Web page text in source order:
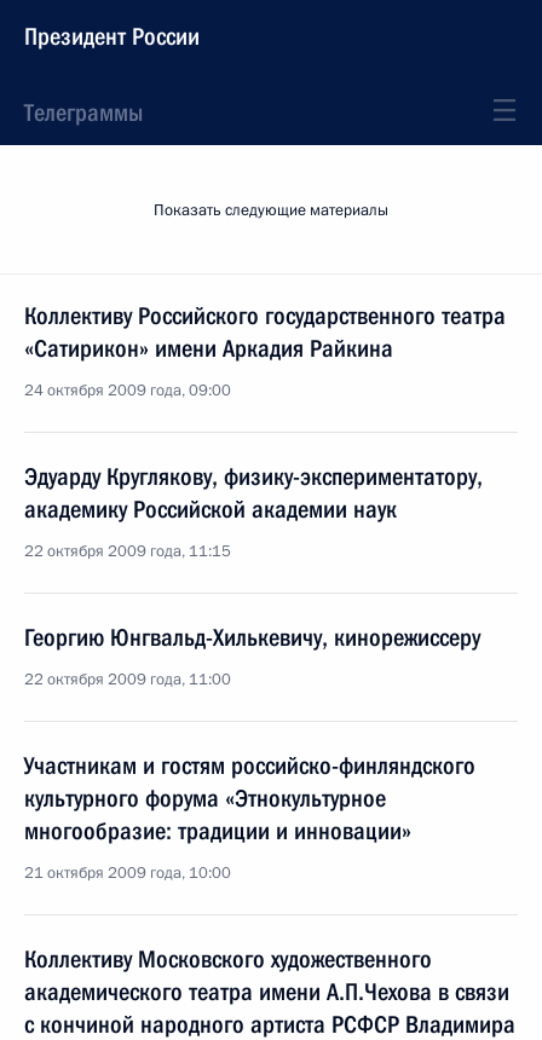
Президент России
Телеграммы
Показать следующие материалы
Коллективу Российского государственного театра
«Сатирикон» имени Аркадия Райкина
24 октября 2009 года, 09:00
Эдуарду Круглякову, физику-экспериментатору,
академику Российской академии наук
22 октября 2009 года, 11:15
Георгию Юнгвальд-Хилькевичу, кинорежиссеру
22 октября 2009 года, 11:00
Участникам и гостям российско-финляндского
культурного форума «Этнокультурное
многообразие: традиции и инновации»
21 октября 2009 года, 10:00
Коллективу Московского художественного
академического театра имени А.П.Чехова в связи
с кончиной народного артиста РСФСР Владимира